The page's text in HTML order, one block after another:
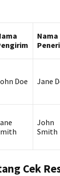
Nama
Doe Jane
John
Smith
Cek